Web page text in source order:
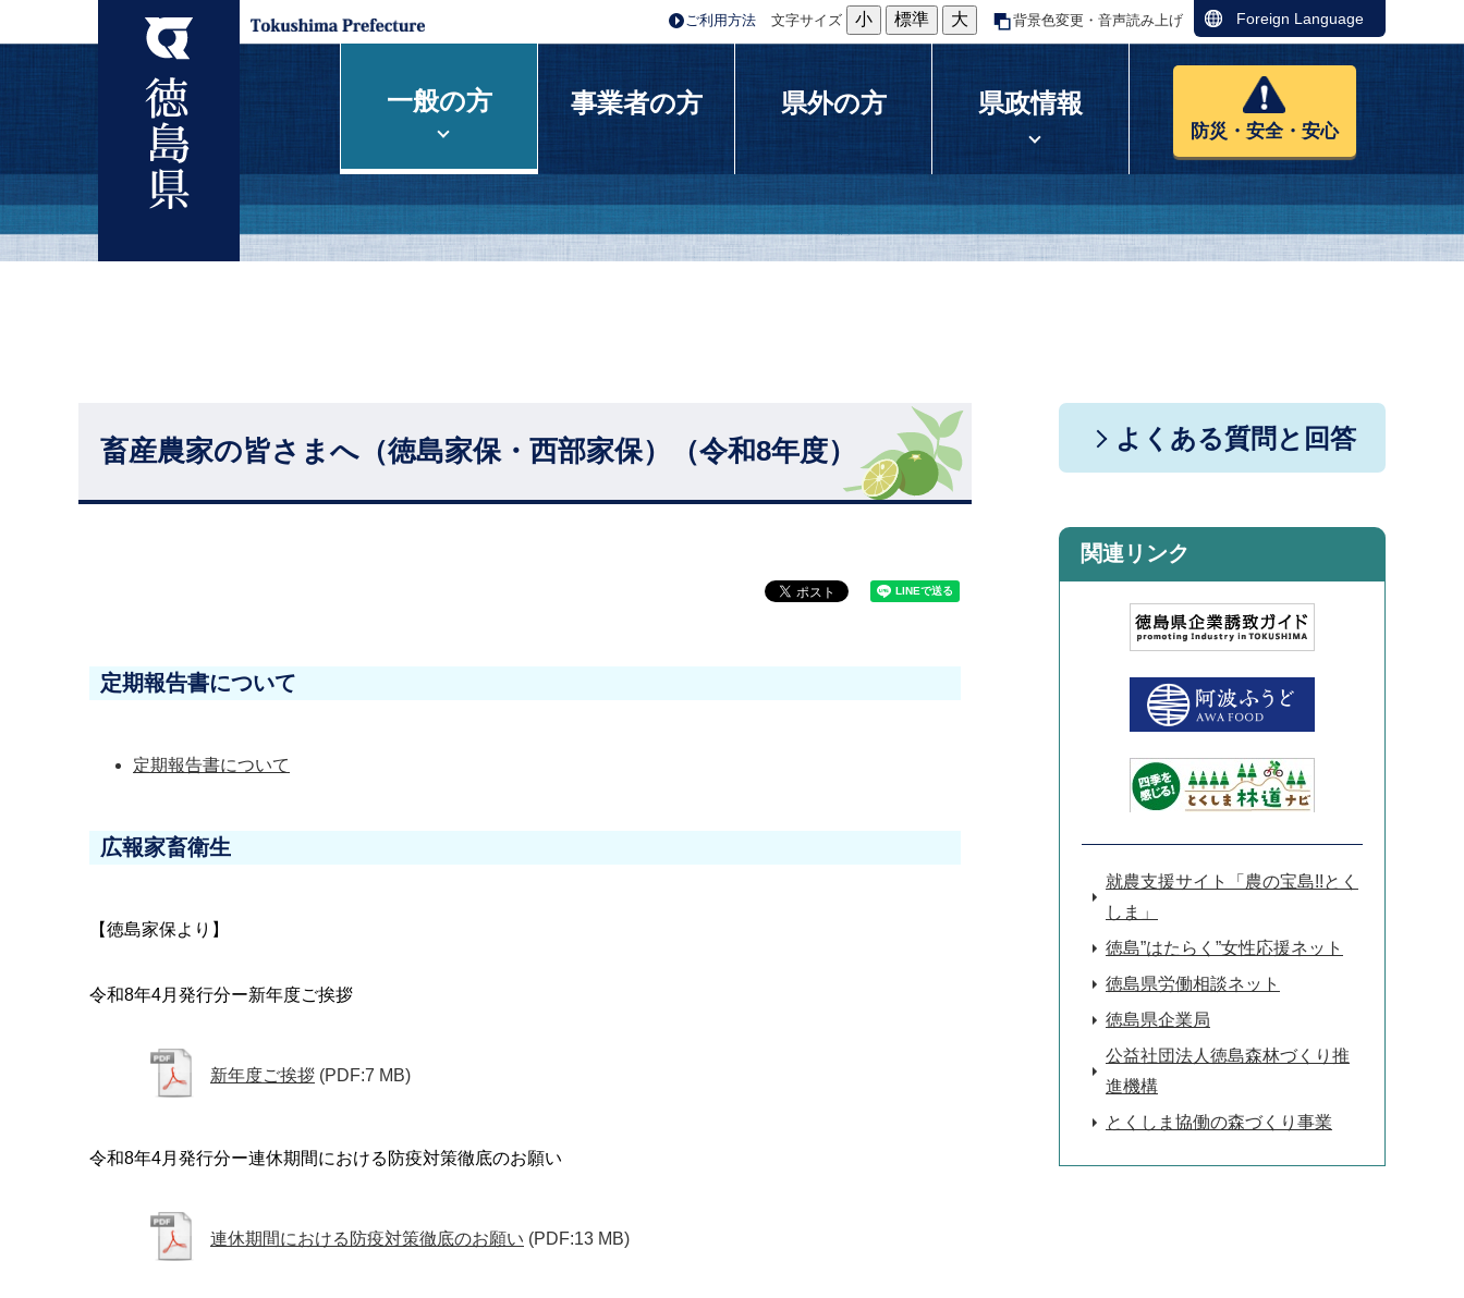
ご利用方法 文字サイズ 小 標準 大 背景色変更・音声読み上げ Foreign Language
一般の方 事業者の方 県外の方 県政情報
防災・安全・安心
畜産農家の皆さまへ（徳島家保・西部家保）（令和8年度）
定期報告書について
定期報告書について
広報家畜衛生
【徳島家保より】
令和8年4月発行分ー新年度ご挨拶
新年度ご挨拶 (PDF:7 MB)
令和8年4月発行分ー連休期間における防疫対策徹底のお願い
連休期間における防疫対策徹底のお願い (PDF:13 MB)
よくある質問と回答
関連リンク
就農支援サイト「農の宝島!!とく
しま」
徳島”はたらく”女性応援ネット
徳島県労働相談ネット
徳島県企業局
公益社団法人徳島森林づくり推
進機構
とくしま協働の森づくり事業